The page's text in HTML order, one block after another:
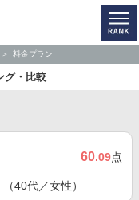
料金プラン
グ・比較
60.09点
40代／女性）